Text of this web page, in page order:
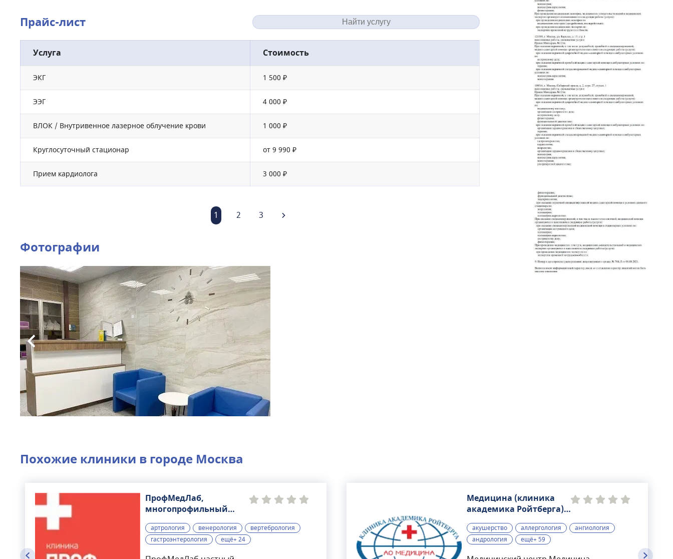
Прайс-лист
Услуга Стоимость
ЭКГ 1 500 ₽
ЭЭГ 4 000 ₽
ВЛОК / Внутривенное лазерное облучение крови 1 000 ₽
Круглосуточный стационар от 9 990 ₽
Прием кардиолога 3 000 ₽
1 2 3
Фотографии
Похожие клиники в городе Москва
ПрофМедЛаб,
многопрофильный
медицинский центр
артрология венерология
вертебрология
гастроэнтерология
ещё+ 24
Медицина (клиника
академика Ройтберга),
многопрофильный
медицинский центр
акушерство аллергология
ангиология
андрология
ещё+ 59